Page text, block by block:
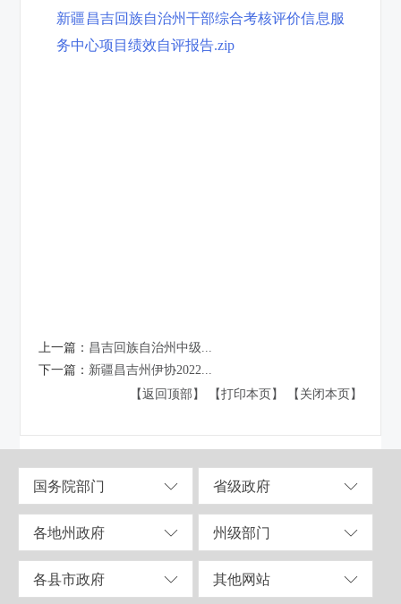
新疆昌吉回族自治州干部综合考核评价信息服
务中心项目绩效自评报告.zip
上一篇： 昌吉回族自治州中级...
下一篇： 新疆昌吉州伊协2022...
【返回顶部】
【打印本页】 【关闭本页】
国务院部门 省级政府
各地州政府 州级部门
各县市政府 其他网站